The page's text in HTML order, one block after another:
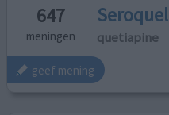
647
meningen
Seroquel
quetiapine
geef mening